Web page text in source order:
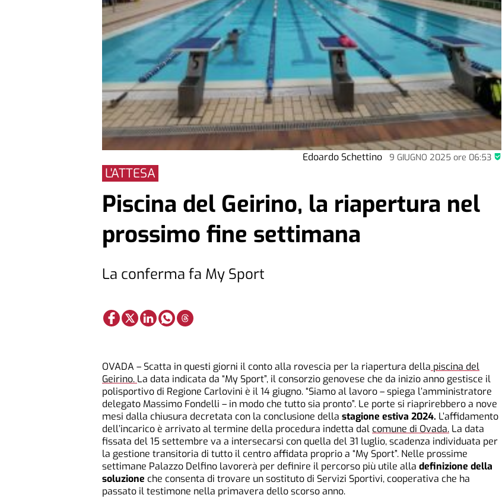
Edoardo Schettino 9 GIUGNO 2025ore 06:53
L'ATTESA
Piscina del Geirino, la riapertura nel
prossimo fine settimana
La conferma fa My Sport
OVADA – Scatta in questi giorni il conto alla rovescia per la riapertura della piscina del
Geirino. La data indicata da “My Sport”, il consorzio genovese che da inizio anno gestisce il
polisportivo di Regione Carlovini è il 14 giugno. “Siamo al lavoro – spiega l’amministratore
delegato Massimo Fondelli – in modo che tutto sia pronto”. Le porte si riaprirebbero a nove
mesi dalla chiusura decretata con la conclusione della stagione estiva 2024. L’affidamento
dell’incarico è arrivato al termine della procedura indetta dal comune di Ovada. La data
fissata del 15 settembre va a intersecarsi con quella del 31 luglio, scadenza individuata per
la gestione transitoria di tutto il centro affidata proprio a “My Sport”. Nelle prossime
settimane Palazzo Delfino lavorerà per definire il percorso più utile alla definizione della
soluzione che consenta di trovare un sostituto di Servizi Sportivi, cooperativa che ha
passato il testimone nella primavera dello scorso anno.